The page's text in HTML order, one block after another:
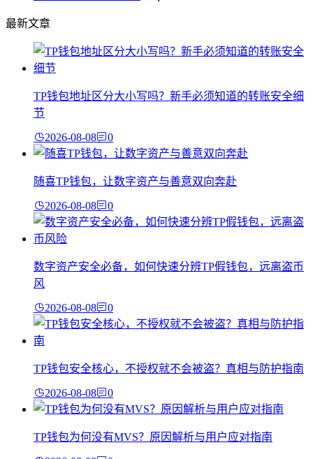
最新文章
TP钱包地址区分大小写吗？新手必须知道的转账安全细
节
2026-08-08 0
随喜TP钱包，让数字资产与善意双向奔赴
2026-08-08 0
数字资产安全必备，如何快速分辨TP假钱包，远离盗币
风
2026-08-08 0
TP钱包安全核心，不授权就不会被盗？真相与防护指南
2026-08-08 0
TP钱包为何没有MVS？原因解析与用户应对指南